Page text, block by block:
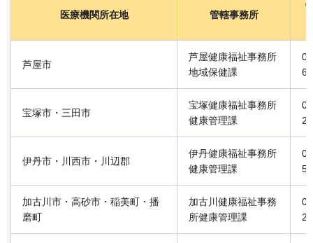
医療機関所在地 管轄事務所
芦屋市
芦屋健康福祉事務所
地域保健課
6-
宝塚市・三田市
宝塚健康福祉事務所
健康管理課
伊丹市・川西市・川辺郡
伊丹健康福祉事務所
健康管理課
5-
加古川市・高砂市・稲美町・播
磨町
加古川健康福祉事務
所健康管理課